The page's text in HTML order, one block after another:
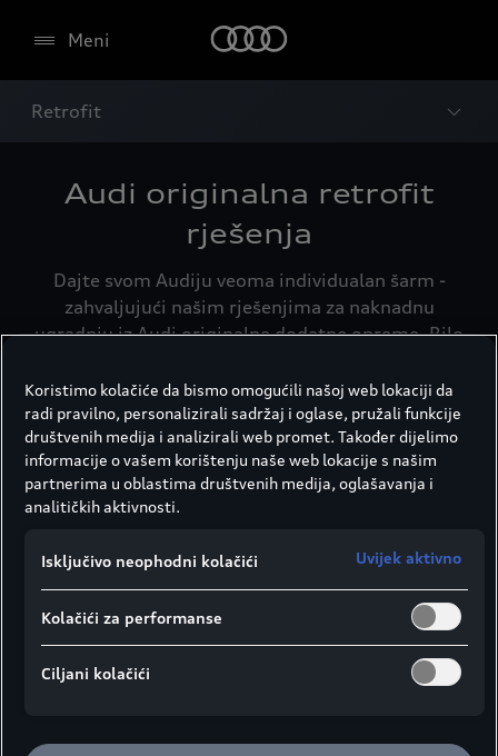
Meni
Retrofit
Audi originalna retrofit
rješenja
Dajte svom Audiju veoma individualan šarm -
zahvaljujući našim rješenjima za naknadnu
ugradnju iz Audi originalne dodatne opreme. Bilo
glodara ili dodatna oprema za vaš mobilni telefon
- otkrijte brojne opcije pomoću kojih možete, na
primjer, da naknadno ugradite Audi sisteme za
pomoć i koji su optimalno prilagođeni vašem Audi
modelu u smislu funkcije i dizajna.
Navigacioni sistemi
Sa našim navigacionim sistemima i ažuriranjima
odredišta.
Koristimo kolačiće da bismo omogućili našoj web lokaciji da
radi pravilno, personalizirali sadržaj i oglase, pružali funkcije
društvenih medija i analizirali web promet. Također dijelimo
informacije o vašem korištenju naše web lokacije s našim
partnerima u oblastima društvenih medija, oglašavanja i
analitičkih aktivnosti.
Isključivo neophodni kolačići Uvijek aktivno
Kolačići za performanse
Ciljani kolačići